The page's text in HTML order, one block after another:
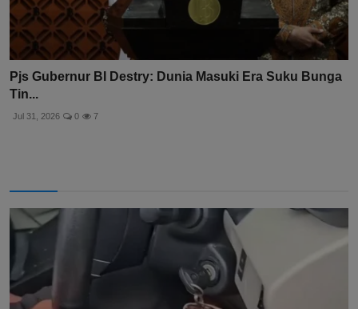
Pjs Gubernur BI Destry: Dunia Masuki Era Suku Bunga
Tin...
Jul 31, 2026 0 7